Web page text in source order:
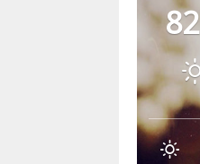
82